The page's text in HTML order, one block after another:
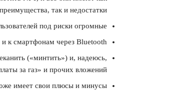
так и недостатки.
под риски огромные.
к смартфонам через Bluetooth.
(«минтить») и, надеюсь,
за газ» и прочих вложений.
имеет свои плюсы и минусы.